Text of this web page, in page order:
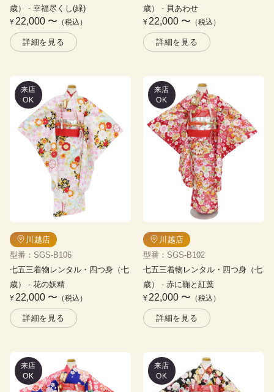
歳）
- 幸福尽くし(緑)
¥ 22,000 〜 （税込）
詳細を見る
歳）
- 貝あわせ
¥ 22,000 〜 （税込）
詳細を見る
来店
OK
川越店
型番 ： SGS-B106
七五三着物レンタル・四つ身（七
歳）
- 花の妖精
¥22,000 〜 （税込）
詳細を見る
来店
OK
川越店
型番 ： SGS-B102
七五三着物レンタル・四つ身（七
歳）
- 赤に鞠と紅葉
¥22,000 〜 （税込）
詳細を見る
来店
OK
来店
OK